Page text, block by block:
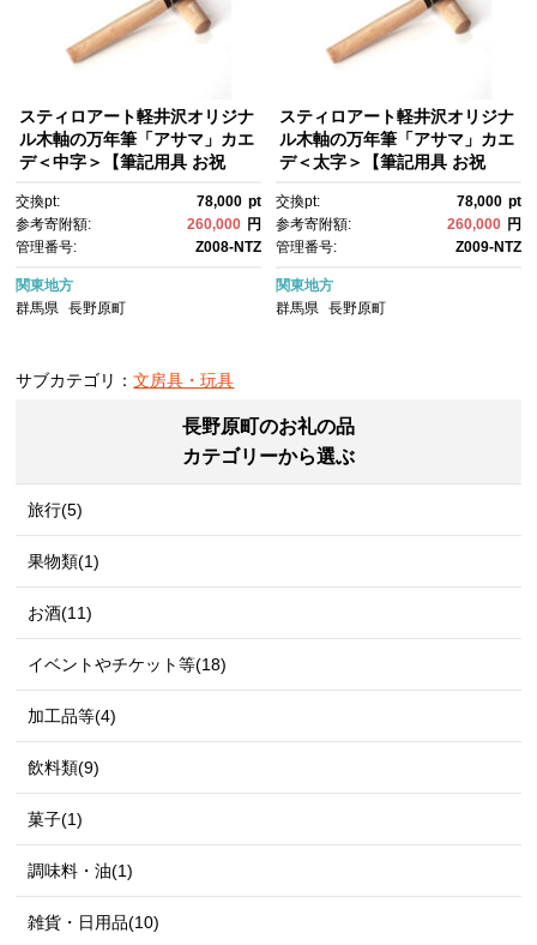
スティロアート軽井沢オリジナ
ル木軸の万年筆「アサマ」カエ
デ＜中字＞【筆記用具 お祝
め 群馬県 長野原町 北軽井沢】
交換pt: 78,000 pt
参考寄附額:
260,000 円
管理番号:
Z008-NTZ
関東地方
群馬県
長野原町
スティロアート軽井沢オリジナ
ル木軸の万年筆「アサマ」カエ
デ＜太字＞【筆記用具 お祝
め 群馬県 長野原町 北軽井沢】
交換pt: 78,000 pt
参考寄附額:
260,000 円
管理番号:
Z009-NTZ
関東地方
群馬県 長野原町
サブカテゴリ：文房具・玩具
長野原町のお礼の品
カテゴリーから選ぶ
旅行(5)
果物類(1)
お酒(11)
イベントやチケット等(18)
加工品等(4)
飲料類(9)
菓子(1)
調味料・油(1)
雑貨・日用品(10)